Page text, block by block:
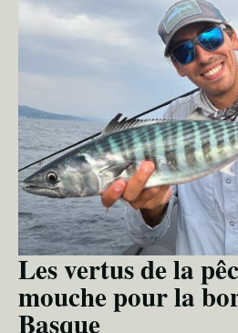
Les vertus de la
mouche pour la
Basque